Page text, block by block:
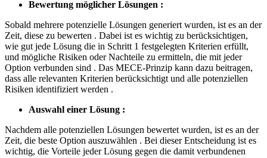
Bewertung möglicher Lösungen :
Sobald mehrere potenzielle Lösungen generiert wurden, ist es an der
Zeit, diese zu bewerten . Dabei ist es wichtig zu berücksichtigen,
wie gut jede Lösung die in Schritt 1 festgelegten Kriterien erfüllt,
und mögliche Risiken oder Nachteile zu ermitteln, die mit jeder
Option verbunden sind . Das MECE-Prinzip kann dazu beitragen,
dass alle relevanten Kriterien berücksichtigt und alle potenziellen
Risiken identifiziert werden .
Auswahl einer Lösung :
Nachdem alle potenziellen Lösungen bewertet wurden, ist es an der
Zeit, die beste Option auszuwählen . Bei dieser Entscheidung ist es
wichtig, die Vorteile jeder Lösung gegen die damit verbundenen